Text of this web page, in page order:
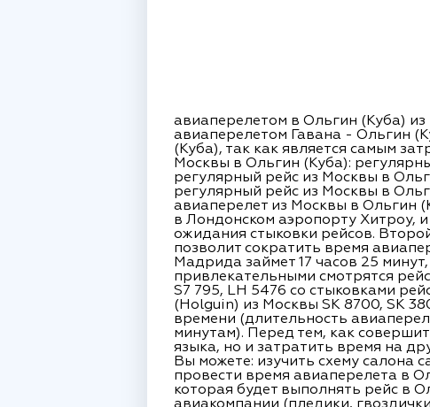
авиаперелетом в Ольгин (Куба)
авиаперелетом Гавана - Ольгин
(Куба), так как является самым
Москвы в Ольгин (Куба):
регулярный рейс из Москвы в
регулярный рейс из Москвы в
авиаперелет из Москвы в Ольгин
в Лондонском аэропорту Хитроу,
ожидания стыковки рейсов.
позволит сократить время
Мадрида займет 17 часов 25
привлекательными смотрятся
S7 795, LH 5476 со стыковками
(Holguin) из Москвы SK 8700, SK
времени (длительность
минутам). Перед тем, как
языка, но и затратить время на
Вы можете: изучить схему салона
провести время авиаперелета в
которая будет выполнять рейс в